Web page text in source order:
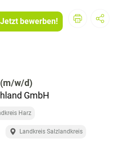
i
Jetzt bewerben!
w/d)
GmbH
Harz
Landkreis Salzlandkreis